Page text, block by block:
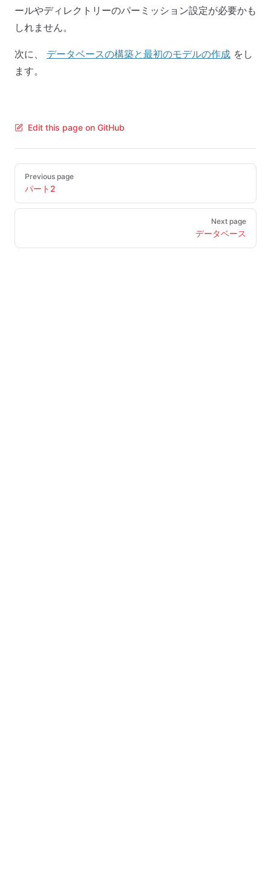
ールやディレクトリーのパーミッション設定が必要かも
しれません。
次に、 データベースの構築と最初のモデルの作成 をし
ます。
Edit this page on GitHub
Pager
Previous page
パート2
Next page
データベース